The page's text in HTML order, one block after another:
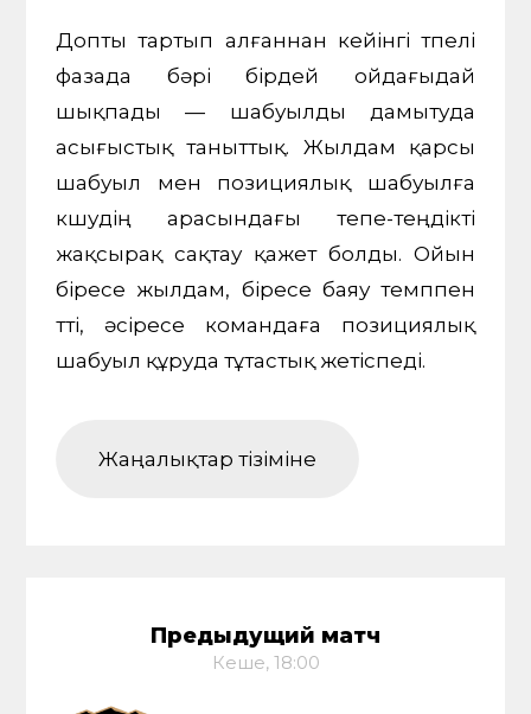
Допты тартып алғаннан кейінгі өтпелі
фазада бәрі бірдей ойдағыдай
шықпады — шабуылды дамытуда
асығыстық таныттық. Жылдам қарсы
шабуыл мен позициялық шабуылға
көшудің арасындағы тепе-теңдікті
жақсырақ сақтау қажет болды. Ойын
біресе жылдам, біресе баяу темппен
өтті, әсіресе командаға позициялық
шабуыл құруда тұтастық жетіспеді.
Жаңалықтар тізіміне
Предыдущий матч
Кеше, 18:00